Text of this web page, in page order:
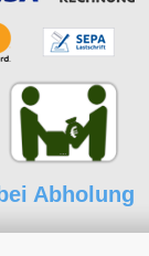
Abholung